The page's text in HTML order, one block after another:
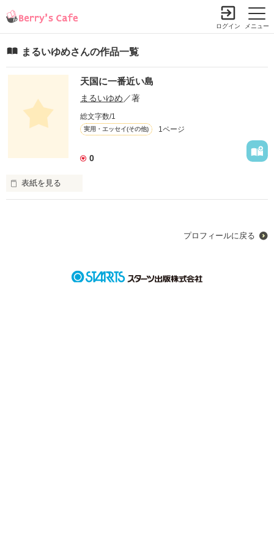
メニュー
ログイン
まるいゆめさんの作品一覧
天国に一番近い島
まるいゆめ ／著
総文字数/1
実用・エッセイ(その他) 1ページ
0
表紙を見る
作品を読む
プロフィールに戻る